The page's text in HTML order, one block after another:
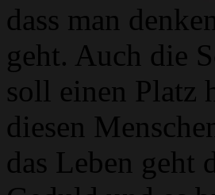
dass man
geht. Auch die
soll einen Platz
diesen
das Leben geht